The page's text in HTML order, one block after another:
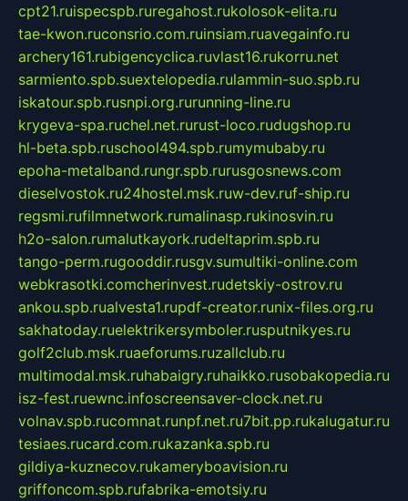
cpt21.ruispecspb.ruregahost.rukolosok-elita.ru
tae-kwon.ruconsrio.com.ruinsiam.ruavegainfo.ru
archery161.rubigencyclica.ruvlast16.rukorru.net
sarmiento.spb.suextelopedia.rulammin-suo.spb.ru
iskatour.spb.rusnpi.org.rurunning-line.ru
krygeva-spa.ruchel.net.rurust-loco.rudugshop.ru
hl-beta.spb.ruschool494.spb.rumymubaby.ru
epoha-metalband.rungr.spb.rurusgosnews.com
dieselvostok.ru24hostel.msk.ruw-dev.ruf-ship.ru
regsmi.rufilmnetwork.rumalinasp.rukinosvin.ru
h2o-salon.rumalutkayork.rudeltaprim.spb.ru
tango-perm.rugooddir.rusgv.sumultiki-online.com
webkrasotki.comcherinvest.rudetskiy-ostrov.ru
ankou.spb.rualvesta1.rupdf-creator.runix-files.org.ru
sakhatoday.ruelektrikersymboler.rusputnikyes.ru
golf2club.msk.ruaeforums.ruzallclub.ru
multimodal.msk.ruhabaigry.ruhaikko.rusobakopedia.ru
isz-fest.ruewnc.infoscreensaver-clock.net.ru
volnav.spb.rucomnat.runpf.net.ru7bit.pp.rukalugatur.ru
tesiaes.rucard.com.rukazanka.spb.ru
gildiya-kuznecov.rukameryboavision.ru
griffoncom.spb.rufabrika-emotsiy.ru